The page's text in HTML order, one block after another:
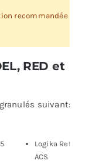
recommandée à
RED et
suivants :
Logika Refill 25
ACS